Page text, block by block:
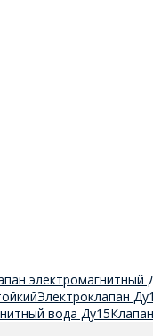
электромагнитный
Электроклапан
вода Ду15